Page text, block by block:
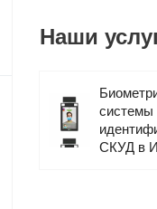
модели,
Наши
системы
СКУД в